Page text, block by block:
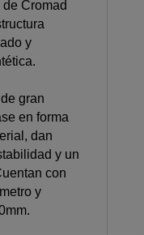
Cromad
y
gran
en forma
dan
y un
con
y